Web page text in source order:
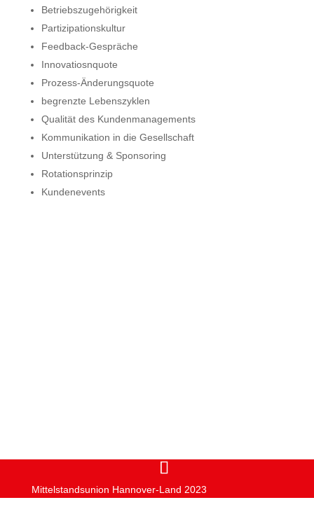
Betriebszugehörigkeit
Partizipationskultur
Feedback-Gespräche
Innovatiosnquote
Prozess-Änderungsquote
begrenzte Lebenszyklen
Qualität des Kundenmanagements
Kommunikation in die Gesellschaft
Unterstützung & Sponsoring
Rotationsprinzip
Kundenevents
Mittelstandsunion Hannover-Land 2023